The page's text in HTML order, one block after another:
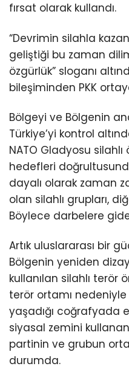
fırsat olarak kullandı.
“Devrimin silahla
geliştiği bu zaman
özgürlük” sloganı
bileşiminden PKK
Bölgeyi ve Bölgenin
Türkiye’yi kontrol
NATO Gladyosu
hedefleri
dayalı olarak zaman
olan silahlı grupları,
Böylece darbelere
Artık uluslararası bir
Bölgenin yeniden
kullanılan silahlı terör
terör ortamı nedeniyle
yaşadığı coğrafyada
siyasal zemini
partinin ve grubun
durumda.